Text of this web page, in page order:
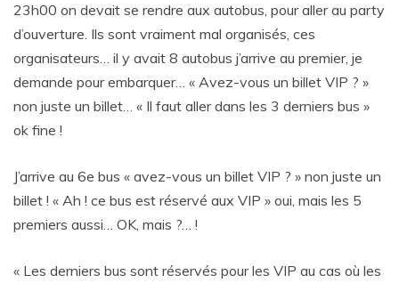
23h00 on devait se rendre aux autobus, pour aller au party
d’ouverture. Ils sont vraiment mal organisés, ces
organisateurs… il y avait 8 autobus j’arrive au premier, je
demande pour embarquer… « Avez-vous un billet VIP ? »
non juste un billet… « Il faut aller dans les 3 derniers bus »
ok fine !
J’arrive au 6e bus « avez-vous un billet VIP ? » non juste un
billet ! « Ah ! ce bus est réservé aux VIP » oui, mais les 5
premiers aussi… OK, mais ?… !
« Les derniers bus sont réservés pour les VIP au cas où les